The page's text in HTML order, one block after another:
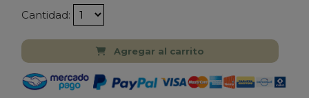
Cantidad:
Agregar al carrito